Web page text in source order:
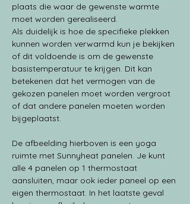
plaats die waar de gewenste warmte
moet worden gerealiseerd.
Als duidelijk is hoe de specifieke plekken
kunnen worden verwarmd kun je bekijken
of dit voldoende is om de gewenste
basistemperatuur te krijgen. Dit kan
betekenen dat het vermogen van de
gekozen panelen moet worden vergroot
of dat andere panelen moeten worden
bijgeplaatst.
De afbeelding hierboven is een yoga
ruimte met Sunnyheat panelen. Je kunt
alle 4 panelen op 1 thermostaat
aansluiten, maar ook ieder paneel op een
eigen thermostaat. In het laatste geval